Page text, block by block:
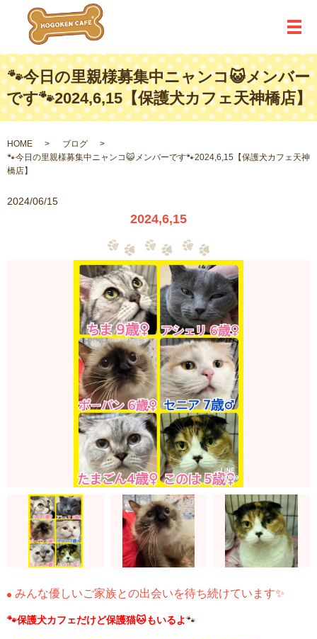
メ
🐾今日の里親様募集中ニャンコ😺メンバー
です🐾2024,6,15【保護犬カフェ天神橋店】
HOME
ブログ
🐾今日の里親様募集中ニャンコ😺メンバーです🐾2024,6,15【保護犬カフェ天神
橋店】
2024/06/15
2024,6,15
みんな優しいご家族との出会いを待ち続けています✨
🐾保護犬カフェだけど保護猫🐱もいるよ🐾